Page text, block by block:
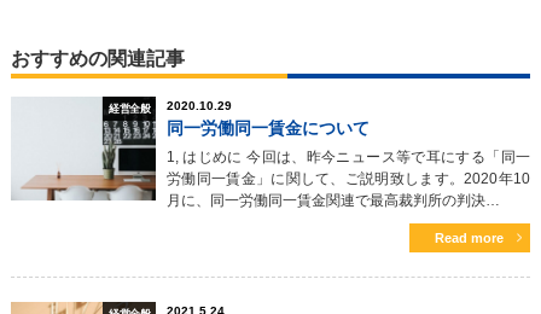
おすすめの関連記事
経営全般 2020.10.29
同一労働同一賃金について
1, はじめに 今回は、昨今ニュース等で耳にする「同一
労働同一賃金」に関して、ご説明致します。2020年10
月に、同一労働同一賃金関連で最高裁判所の判決…
Read more
2021.5.24